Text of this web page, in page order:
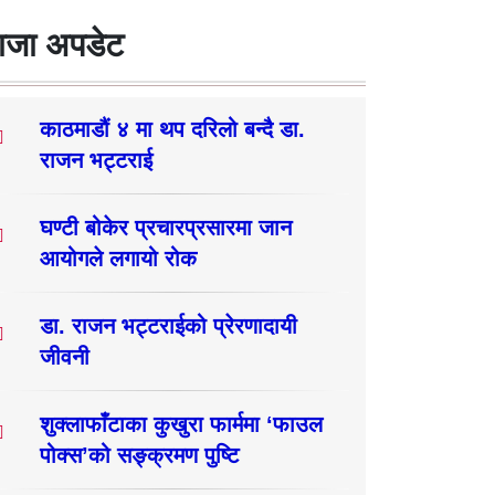
अपडेट
काठमाडौं ४ मा थप दरिलो बन्दै डा.
राजन भट्टराई
घण्टी बोकेर प्रचारप्रसारमा जान
आयोगले लगायो रोक
डा. राजन भट्टराईको प्रेरणादायी
जीवनी
शुक्लाफाँटाका कुखुरा फार्ममा ‘फाउल
पोक्स’को सङ्क्रमण पुष्टि